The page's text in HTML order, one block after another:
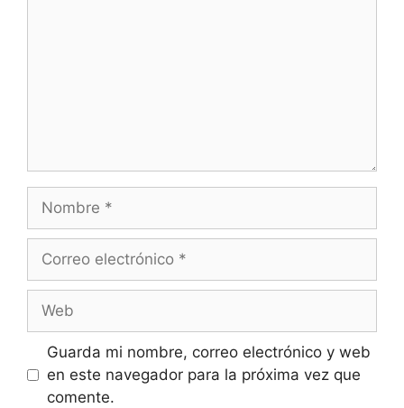
Nombre
Correo
Web
Guarda mi nombre, correo electrónico y web
en este navegador para la próxima vez que
comente.